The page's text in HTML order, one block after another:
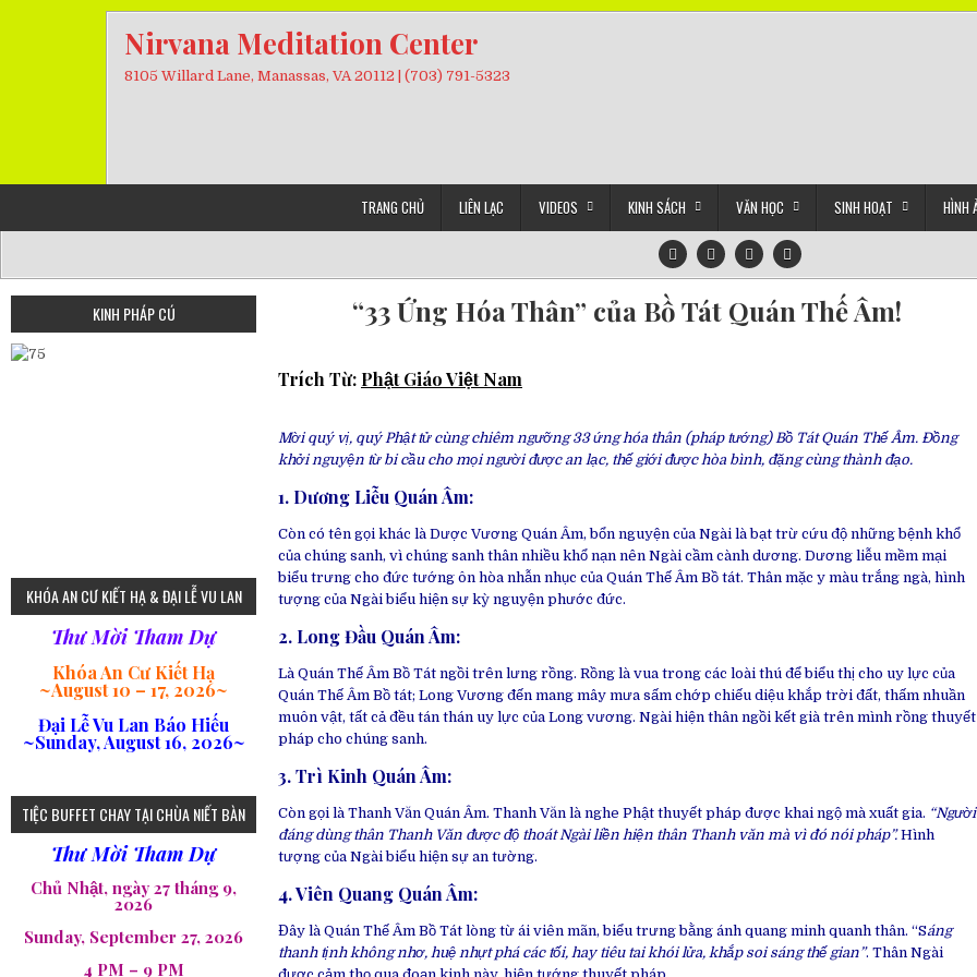
Nirvana Meditation Center
8105 Willard Lane, Manassas, VA 20112 | (703) 791-5323
TRANG CHỦ LIÊN LẠC VIDEOS KINH SÁCH VĂN HỌC SINH HOẠT HÌNH
“33 Ứng Hóa Thân” của Bồ Tát Quán Thế Âm!
Trích Từ: Phật Giáo Việt Nam
Mời quý vị, quý Phật tử cùng chiêm ngưỡng 33 ứng hóa thân (pháp tướng) Bồ Tát Quán Thế Âm. Đồng
khởi nguyện từ bi cầu cho mọi người được an lạc, thế giới được hòa bình, đặng cùng thành đạo.
1. Dương Liễu Quán Âm:
Còn có tên gọi khác là Dược Vương Quán Âm, bổn nguyện của Ngài là bạt trừ cứu độ những bệnh khổ
của chúng sanh, vì chúng sanh thân nhiều khổ nạn nên Ngài cầm cành dương. Dương liễu mềm mại
biểu trưng cho đức tướng ôn hòa nhẫn nhục của Quán Thế Âm Bồ tát. Thân mặc y màu trắng ngà, hình
tượng của Ngài biểu hiện sự kỳ nguyện phước đức.
2. Long Đầu Quán Âm:
Là Quán Thế Âm Bồ Tát ngồi trên lưng rồng. Rồng là vua trong các loài thú để biểu thị cho uy lực của
Quán Thế Âm Bồ tát; Long Vương đến mang mây mưa sấm chớp chiếu diệu khắp trời đất, thấm nhuần
muôn vật, tất cả đều tán thán uy lực của Long vương. Ngài hiện thân ngồi kết già trên mình rồng thuyết
pháp cho chúng sanh.
3. Trì Kinh Quán Âm:
Còn gọi là Thanh Văn Quán Âm. Thanh Văn là nghe Phật thuyết pháp được khai ngộ mà xuất gia. “Người
đáng dùng thân Thanh Văn được độ thoát Ngài liền hiện thân Thanh văn mà vì đó nói pháp”.Hình
tượng của Ngài biểu hiện sự an tường.
4. Viên Quang Quán Âm:
Đây là Quán Thế Âm Bồ Tát lòng từ ái viên mãn, biểu trưng bằng ánh quang minh quanh thân. “Sáng
thanh tịnh không nhơ, huệ nhựt phá các tối, hay tiêu tai khói lửa, khắp soi sáng thế gian”. Thân Ngài
KINH PHÁP CÚ
75
80
78
77
82
92
93
94
95
98
641
182
101
loipha2
loipha4
loipha1
loipha5
loipha7
loipha8
loipha10
loipha9
loi-phat-day
loipha15
loipha13
KHÓA AN CƯ KIẾT HẠ & ĐẠI LỄ VU LAN
Thư Mời Tham Dự
Khóa An Cư Kiết Hạ
~August 10 – 17, 2026~
Đại Lễ Vu Lan Báo Hiếu
~Sunday, August 16, 2026~
TIỆC BUFFET CHAY TẠI CHÙA NIẾT BÀN
Thư Mời Tham Dự
Chủ Nhật, ngày 27 tháng 9,
2026
Sunday, September 27, 2026
4 PM – 9 PM